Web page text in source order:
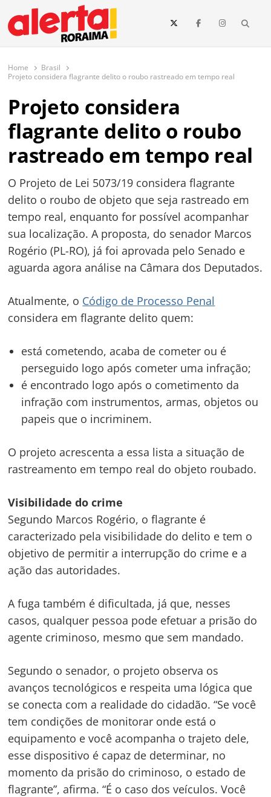
conteúdo
O maior portal de notícias de Roraima
O Alerta Roraima é seu portal de notícias completo sobre política,
e todo o estado de Roraima. Fique sempre informado com
atualizações em tempo real!
Home
Brasil
Projeto considera flagrante delito o roubo rastreado em tempo real
Projeto considera
flagrante delito o roubo
rastreado em tempo real
O Projeto de Lei 5073/19 considera flagrante
delito o roubo de objeto que seja rastreado em
tempo real, enquanto for possível acompanhar
sua localização. A proposta, do senador Marcos
Rogério (PL-RO), já foi aprovada pelo Senado e
aguarda agora análise na Câmara dos Deputados.
Atualmente, o Código de Processo Penal
considera em flagrante delito quem:
está cometendo, acaba de cometer ou é
perseguido logo após cometer uma infração;
é encontrado logo após o cometimento da
infração com instrumentos, armas, objetos ou
papeis que o incriminem.
O projeto acrescenta a essa lista a situação de
rastreamento em tempo real do objeto roubado.
Visibilidade do crime
Segundo Marcos Rogério, o flagrante é
caracterizado pela visibilidade do delito e tem o
objetivo de permitir a interrupção do crime e a
ação das autoridades.
A fuga também é dificultada, já que, nesses
casos, qualquer pessoa pode efetuar a prisão do
agente criminoso, mesmo que sem mandado.
Segundo o senador, o projeto observa os
avanços tecnológicos e respeita uma lógica que
se conecta com a realidade do cidadão. “Se você
tem condições de monitorar onde está o
equipamento e você acompanha o trajeto dele,
esse dispositivo é capaz de determinar, no
momento da prisão do criminoso, o estado de
flagrante”, afirma. “É o caso dos veículos. Você